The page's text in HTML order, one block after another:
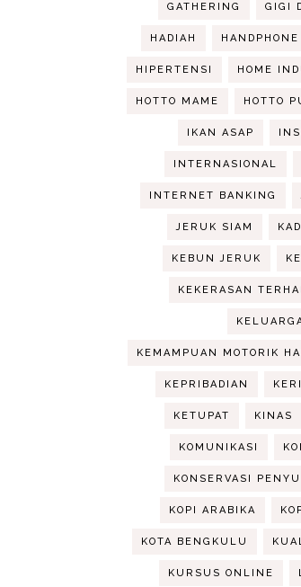
GATHERING GIGI
HADIAH HANDPHONE
HIPERTENSI HOME
HOTTO MAME HOTTO
IKAN ASAP
INTERNASIONAL
INTERNET BANKING
JERUK SIAM
KEBUN JERUK
KEKERASAN
KEMAMPUAN MOTORIK
KEPRIBADIAN
KETUPAT KINAS
KOMUNIKASI
KONSERVASI PENYU
KOPI ARABIKA
KOTA BENGKULU
KURSUS ONLINE